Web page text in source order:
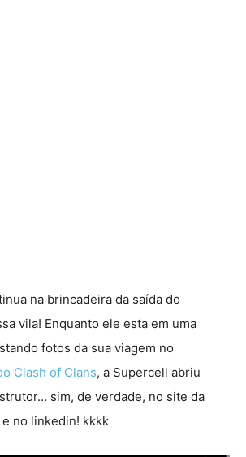
na brincadeira da saída do
vila! Enquanto ele esta em uma
fotos da sua viagem no
Clash of Clans, a Supercell abriu
sim, de verdade, no site da
no linkedin! kkkk